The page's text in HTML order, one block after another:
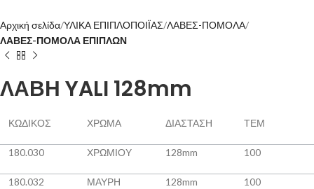
Αρχική σελίδα ΥΛΙΚΑ ΕΠΙΠΛΟΠΟΙΪΑΣ ΛΑΒΕΣ-ΠΟΜΟΛΑ
ΛΑΒΕΣ-ΠΟΜΟΛΑ ΕΠΙΠΛΩΝ
ΛΑΒΗ YALI 128mm
ΚΩΔΙΚΟΣ ΧΡΩΜΑ ΔΙΑΣΤΑΣΗ ΤΕΜ
180.030 ΧΡΩΜΙΟΥ 128mm 100
180.032 ΜΑΥΡΗ 128mm 100